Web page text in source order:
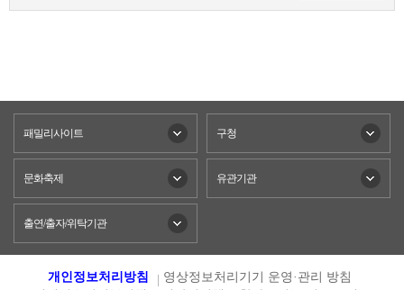
패밀리사이트 구청
문화축제 유관기관
출연/출자/위탁기관
개인정보처리방침
영상정보처리기기 운영·관리 방침